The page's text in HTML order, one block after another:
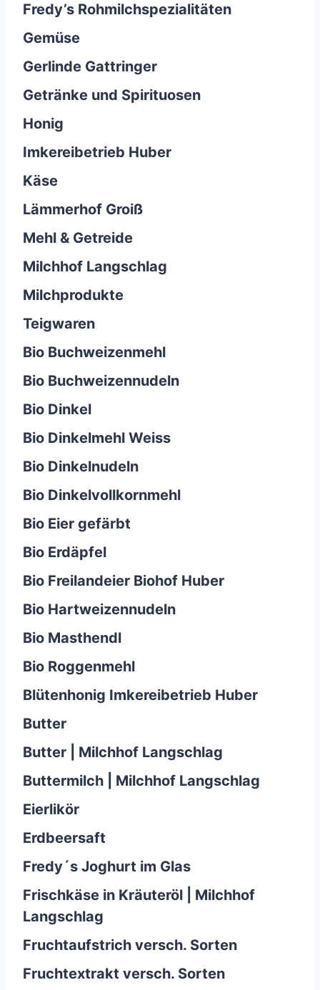
Fredy’s Rohmilchspezialitäten
Gemüse
Gerlinde Gattringer
Getränke und Spirituosen
Honig
Imkereibetrieb Huber
Käse
Lämmerhof Groiß
Mehl & Getreide
Milchhof Langschlag
Milchprodukte
Teigwaren
Bio Buchweizenmehl
Bio Buchweizennudeln
Bio Dinkel
Bio Dinkelmehl Weiss
Bio Dinkelnudeln
Bio Dinkelvollkornmehl
Bio Eier gefärbt
Bio Erdäpfel
Bio Freilandeier Biohof Huber
Bio Hartweizennudeln
Bio Masthendl
Bio Roggenmehl
Blütenhonig Imkereibetrieb Huber
Butter
Butter | Milchhof Langschlag
Buttermilch | Milchhof Langschlag
Eierlikör
Erdbeersaft
Fredy´s Joghurt im Glas
Frischkäse in Kräuteröl | Milchhof
Langschlag
Fruchtaufstrich versch. Sorten
Fruchtextrakt versch. Sorten